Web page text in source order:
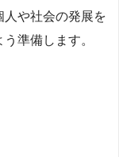
や社会の発展を
準備します。